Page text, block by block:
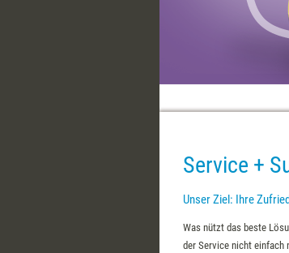
Service +
Unser Ziel: Ihre
Was nützt das beste
der Service nicht einfach